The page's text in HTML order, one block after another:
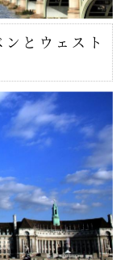
とウェスト